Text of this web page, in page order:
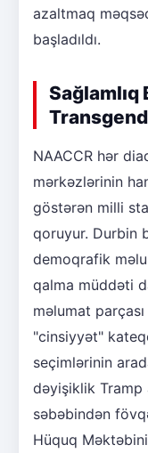
azaltmaq
başladıldı.
NAACCR hər
mərkəzlərinin
göstərən milli
qoruyur. Durbin
demoqrafik
qalma müddəti
məlumat
"cinsiyyət"
seçimlərinin
dəyişiklik Tramp
səbəbindən
Hüquq